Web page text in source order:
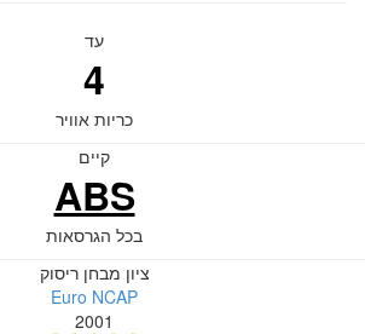
עד
4
כריות אוויר
קיים
ABS
בכל הגרסאות
ציון מבחן ריסוק
Euro NCAP
2001